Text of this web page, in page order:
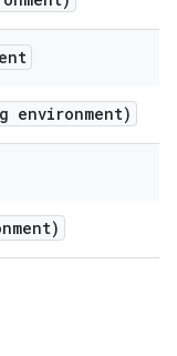
environment)